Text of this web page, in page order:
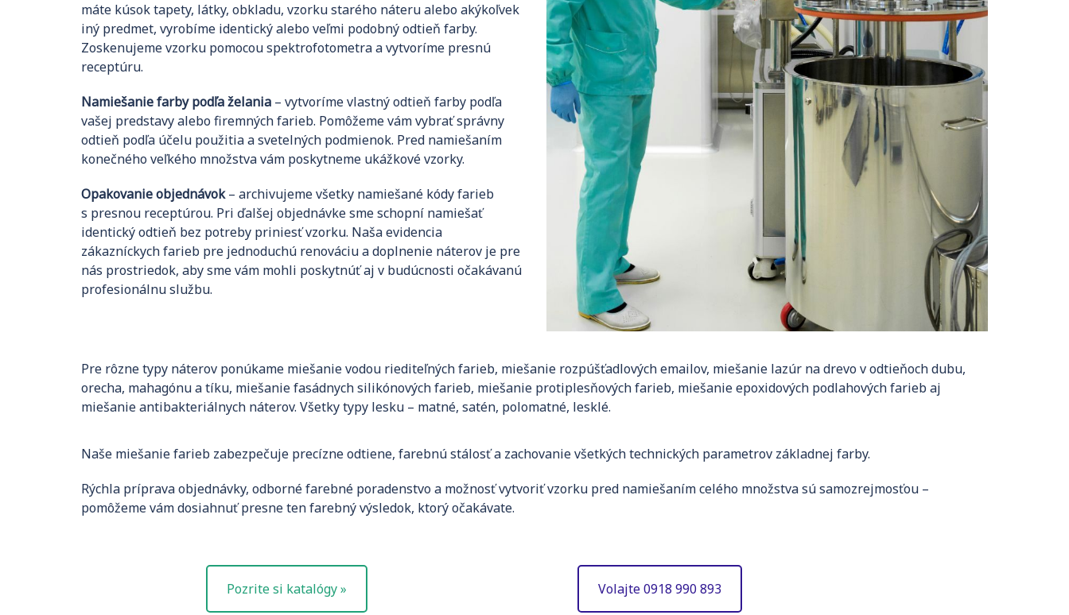
máte kúsok tapety, látky, obkladu, vzorku starého náteru alebo akýkoľvek
iný predmet, vyrobíme identický alebo veľmi podobný odtieň farby.
Zoskenujeme vzorku pomocou spektrofotometra a vytvoríme presnú
receptúru.
Namiešanie farby podľa želania – vytvoríme vlastný odtieň farby podľa
vašej predstavy alebo firemných farieb. Pomôžeme vám vybrať správny
odtieň podľa účelu použitia a svetelných podmienok. Pred namiešaním
konečného veľkého množstva vám poskytneme ukážkové vzorky.
Opakovanie objednávok– archivujeme všetky namiešané kódy farieb
s presnou receptúrou. Pri ďalšej objednávke sme schopní namiešať
identický odtieň bez potreby priniesť vzorku. Naša evidencia
zákazníckych farieb pre jednoduchú renováciu a doplnenie náterov je pre
nás prostriedok, aby sme vám mohli poskytnúť aj v budúcnosti očakávanú
profesionálnu službu.
Pre rôzne typy náterov ponúkame miešanie vodou riediteľných farieb, miešanie rozpúšťadlových emailov, miešanie lazúr na drevo v odtieňoch dubu,
orecha, mahagónu a tíku, miešanie fasádnych silikónových farieb, miešanie protiplesňových farieb, miešanie epoxidových podlahových farieb aj
miešanie antibakteriálnych náterov. Všetky typy lesku – matné, satén, polomatné, lesklé.
Naše miešanie farieb zabezpečuje precízne odtiene, farebnú stálosť a zachovanie všetkých technických parametrov základnej farby.
Rýchla príprava objednávky, odborné farebné poradenstvo a možnosť vytvoriť vzorku pred namiešaním celého množstva sú samozrejmosťou –
pomôžeme vám dosiahnuť presne ten farebný výsledok, ktorý očakávate.
Pozrite si katalógy » Volajte 0918 990 893